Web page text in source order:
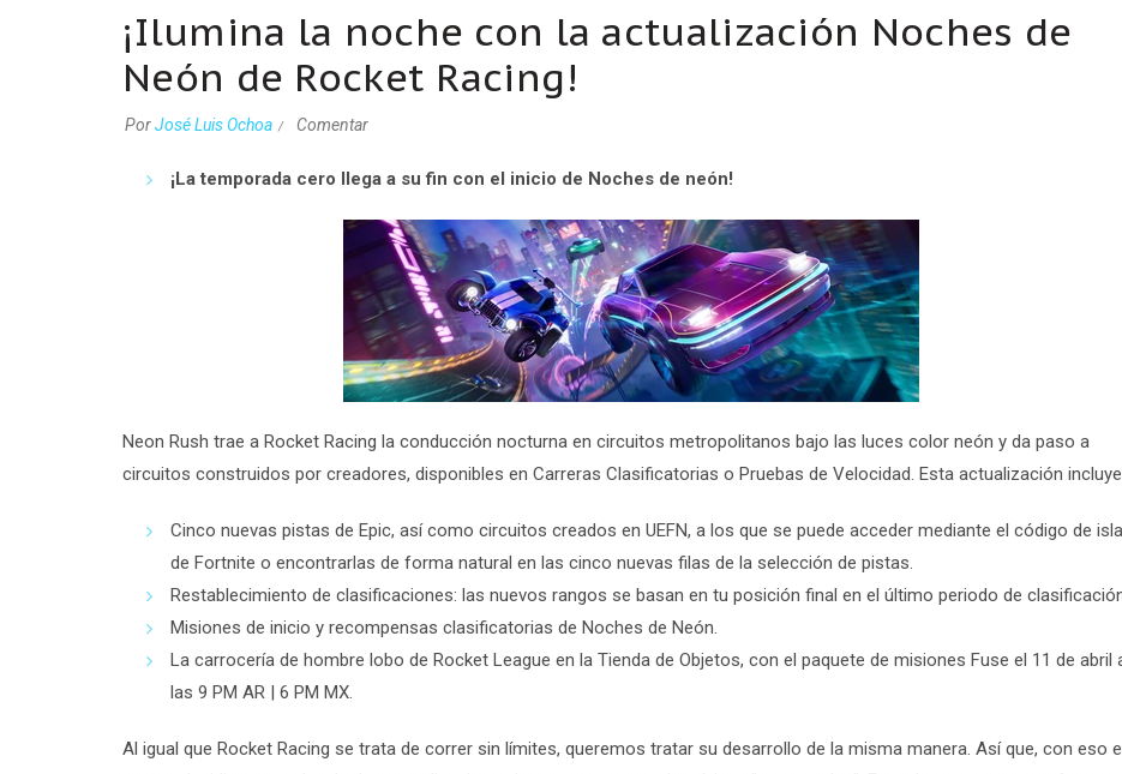
¡Ilumina la noche con la actualización Noches de
Neón de Rocket Racing!
PorJosé Luis Ochoa Comentar
¡La temporada cero llega a su fin con el inicio de Noches de neón!
Neon Rush trae a Rocket Racing la conducción nocturna en circuitos metropolitanos bajo las luces color neón y da paso a
circuitos construidos por creadores, disponibles en Carreras Clasificatorias o Pruebas de Velocidad. Esta actualización
Cinco nuevas pistas de Epic, así como circuitos creados en UEFN, a los que se puede acceder mediante el código de isla
de Fortnite o encontrarlas de forma natural en las cinco nuevas filas de la selección de pistas.
Restablecimiento de clasificaciones: las nuevos rangos se basan en tu posición final en el último periodo de
Misiones de inicio y recompensas clasificatorias de Noches de Neón.
La carrocería de hombre lobo de Rocket League en la Tienda de Objetos, con el paquete de misiones Fuse el 11 de abril
las 9 PM AR | 6 PM MX.
Al igual que Rocket Racing se trata de correr sin límites, queremos tratar su desarrollo de la misma manera. Así que, con eso